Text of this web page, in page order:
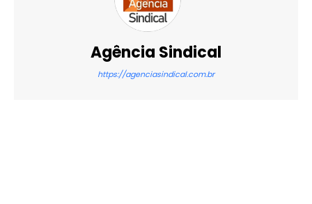
Agência Sindical
https://agenciasindical.com.br